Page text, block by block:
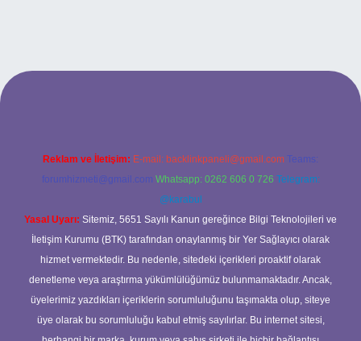
Reklam ve İletişim: E-mail: backlinkpaneli@gmail.com Teams:
forumhizmeti@gmail.com Whatsapp: 0262 606 0 726 Telegram:
@karabul
Yasal Uyarı: Sitemiz, 5651 Sayılı Kanun gereğince Bilgi Teknolojileri ve
İletişim Kurumu (BTK) tarafından onaylanmış bir Yer Sağlayıcı olarak
hizmet vermektedir. Bu nedenle, sitedeki içerikleri proaktif olarak
denetleme veya araştırma yükümlülüğümüz bulunmamaktadır. Ancak,
üyelerimiz yazdıkları içeriklerin sorumluluğunu taşımakta olup, siteye
üye olarak bu sorumluluğu kabul etmiş sayılırlar. Bu internet sitesi,